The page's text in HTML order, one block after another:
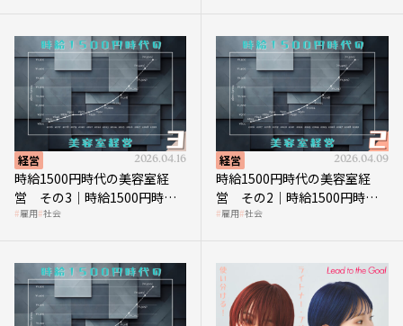
経営 2026.04.16
時給1500円時代の美容室経
営 その3｜時給1500円時
代、美容業はどのような影響
雇用 社会
経営 2026.04.09
時給1500円時代の美容室経
営 その2｜時給1500円時代
に支払う給与はいくらなのか
雇用 社会